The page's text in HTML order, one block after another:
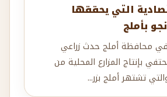
التي يحققها
بأملج
مهرجان المانجو في محافظة أملج حدث زراعي
بإنتاج المزارع المحلية من
تشتهر أملج بزر...